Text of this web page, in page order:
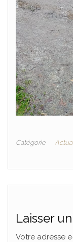
Catégorie
Laisser
Votre adresse